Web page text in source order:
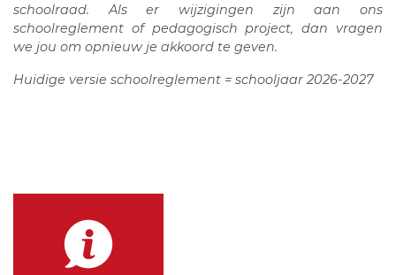
schoolraad. Als er wijzigingen zijn aan ons
schoolreglement of pedagogisch project, dan vragen
we jou om opnieuw je akkoord te geven.
Huidige versie schoolreglement = schooljaar 2026-2027